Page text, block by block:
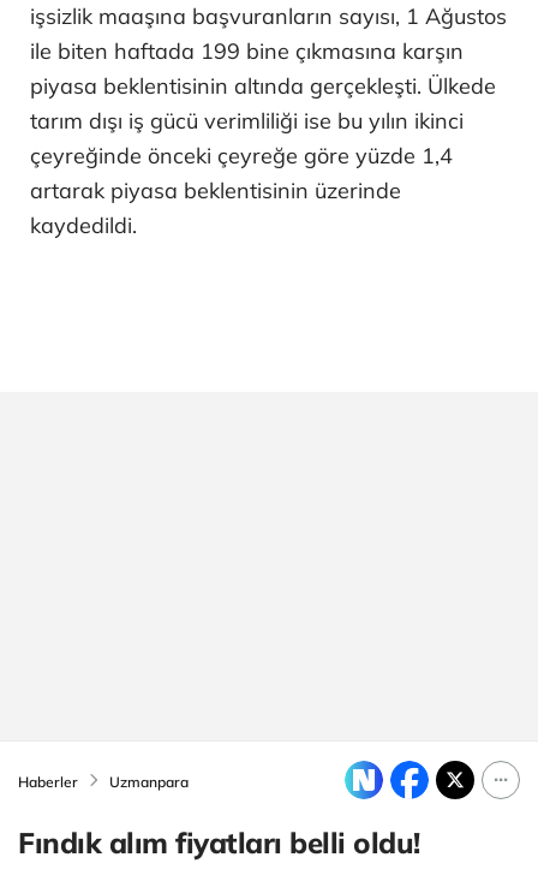
işsizlik maaşına başvuranların sayısı, 1 Ağustos
ile biten haftada 199 bine çıkmasına karşın
piyasa beklentisinin altında gerçekleşti. Ülkede
tarım dışı iş gücü verimliliği ise bu yılın ikinci
çeyreğinde önceki çeyreğe göre yüzde 1,4
artarak piyasa beklentisinin üzerinde
kaydedildi.
Haberler Uzmanpara
Fındık alım fiyatları belli oldu!